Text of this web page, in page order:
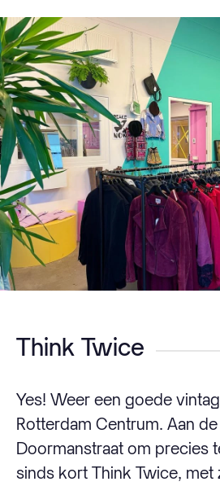
Think Twice
Yes! Weer een goede
Rotterdam Centrum. Aan de
Doormanstraat om precies
sinds kort Think Twice, met